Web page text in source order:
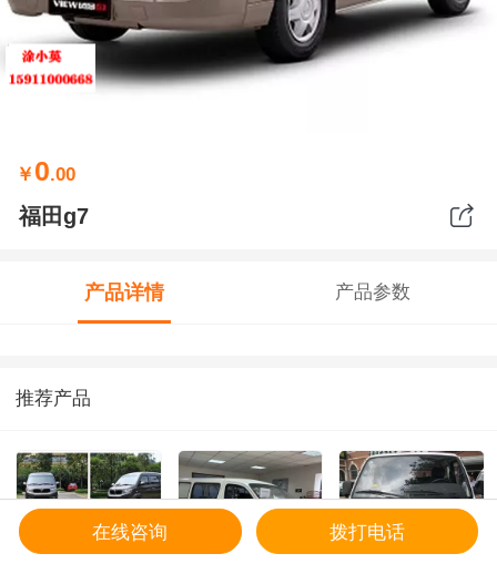
￥ 0.00
福田g7
产品详情 产品参数
推荐产品
首页 客服
预约
在线咨询 拨打电话